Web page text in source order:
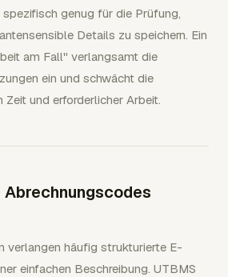
genug für die Prüfung,
Details zu speichern. Ein
am Fall" verlangsamt die
ein und schwächt die
Zeit und erforderlicher Arbeit.
verlangen häufig strukturierte E-
einfachen Beschreibung. UTBMS